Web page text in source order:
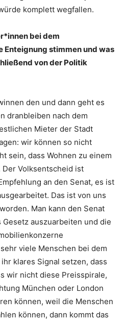
komplett wegfallen.
bei dem
Enteignung stimmen und was
von der Politik
den und dann geht es
dranbleiben nach dem
Mieter der Stadt
wir können so nicht
sein, dass Wohnen zu einem
Der Volksentscheid ist
an den Senat, es ist
Das ist von uns
Man kann den Senat
auszuarbeiten und die
viele Menschen bei dem
klares Signal setzen, dass
wir nicht diese Preisspirale,
München oder London
können, weil die Menschen
können, dann kommt das